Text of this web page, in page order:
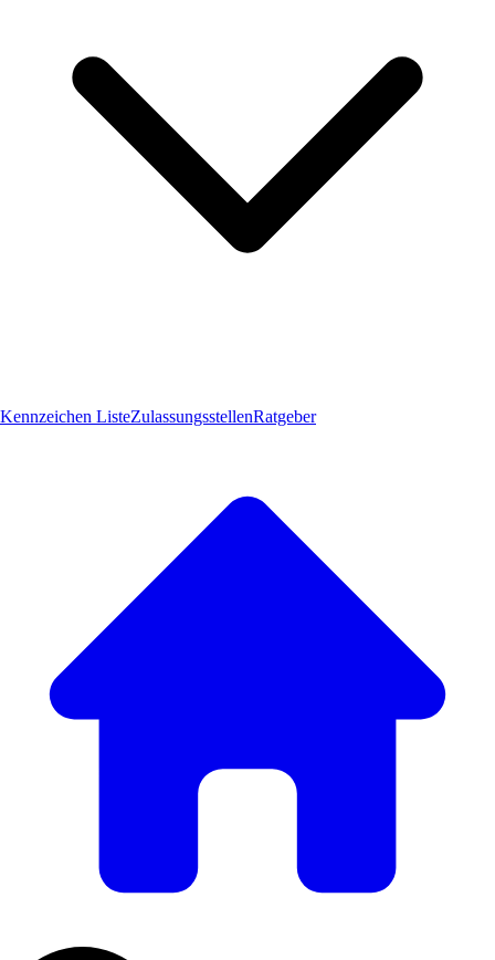
Kennzeichen ListeZulassungsstellenRatgeber